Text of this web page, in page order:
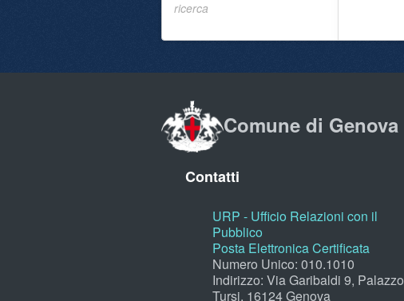
ricerca
Comune di Genova
Contatti
URP - Ufficio Relazioni con il
Pubblico
Posta Elettronica Certificata
Numero Unico: 010.1010
Indirizzo: Via Garibaldi 9, Palazzo
Tursi, 16124 Genova